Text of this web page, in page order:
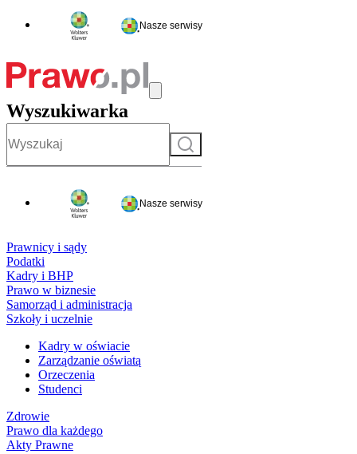
Nasze serwisy
Wyszukiwarka
Szukaj
Nasze serwisy
Prawnicy i sądy
Podatki
Kadry i BHP
Prawo w biznesie
Samorząd i administracja
Szkoły i uczelnie
Kadry w oświacie
Zarządzanie oświatą
Orzeczenia
Studenci
Zdrowie
Prawo dla każdego
Akty Prawne